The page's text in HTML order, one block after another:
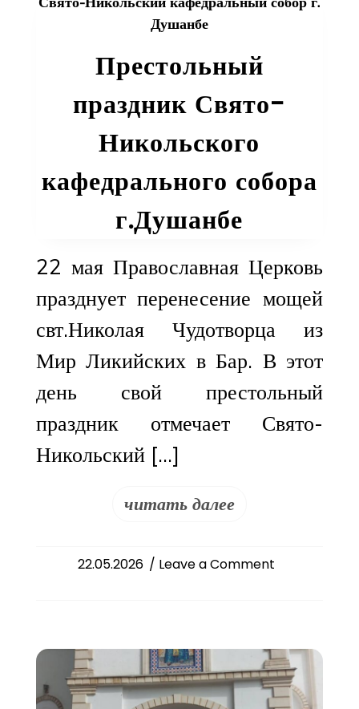
Руси
Душанбе
Престольный
праздник Свято-
Никольского
кафедрального собора
г.Душанбе
22 мая Православная Церковь
празднует перенесение мощей
свт.Николая Чудотворца из
Мир Ликийских в Бар. В этот
день свой престольный
праздник отмечает Свято-
Никольский […]
читать далее
22.05.2026 / Leave a Comment
кафедрального
собора
г.Душанбе